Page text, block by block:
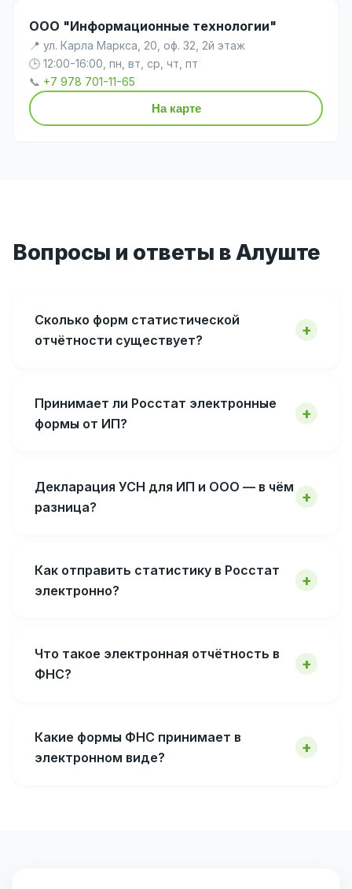
ООО "Информационные технологии"
📍 ул. Карла Маркса, 20, оф. 32, 2й этаж
🕒 12:00-16:00, пн, вт, ср, чт, пт
📞 +7 978 701-11-65
На карте
Вопросы и ответы в Алуште
Сколько форм статистической
отчётности существует?
Принимает ли Росстат электронные
формы от ИП?
Декларация УСН для ИП и ООО — в чём
разница?
Как отправить статистику в Росстат
электронно?
Что такое электронная отчётность в
ФНС?
Какие формы ФНС принимает в
электронном виде?